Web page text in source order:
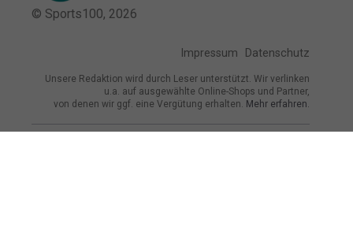
© Sports100, 2026
Impressum Datenschutz
Unsere Redaktion wird durch Leser unterstützt. Wir verlinken
u.a. auf ausgewählte Online-Shops und Partner,
von denen wir ggf. eine Vergütung erhalten. Mehr erfahren.